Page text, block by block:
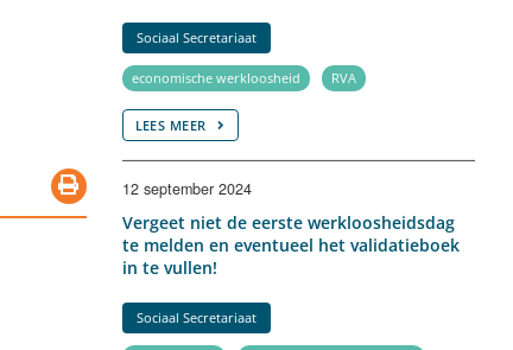
Sociaal Secretariaat
economische werkloosheid RVA
LEES MEER
12 september 2024
Vergeet niet de eerste werkloosheidsdag
te melden en eventueel het validatieboek
in te vullen!
Sociaal Secretariaat